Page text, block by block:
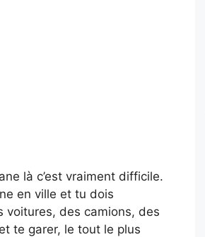
là c’est vraiment difficile.
en ville et tu dois
voitures, des camions, des
te garer, le tout le plus